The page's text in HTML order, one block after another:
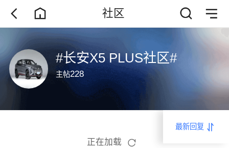
社区
#长安X5 PLUS社区#
主帖228
最新回复
正在加载